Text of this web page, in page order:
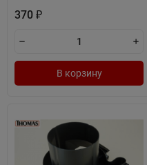
370 ₽
В корзину